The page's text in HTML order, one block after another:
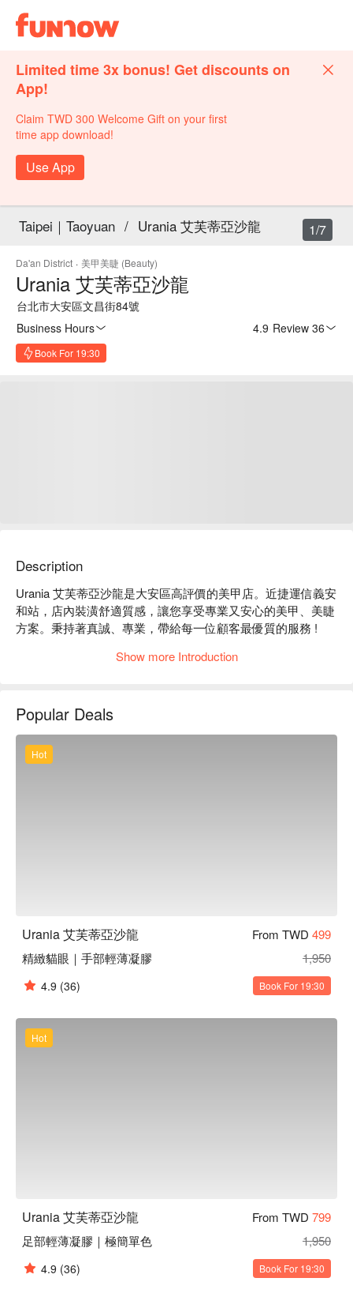
Limited time 3x bonus! Get discounts on
App!
Claim TWD 300 Welcome Gift on your first
time app download!
Use App
Taipei｜Taoyuan / Urania 艾芙蒂亞沙龍
Da'an District · 美甲美睫 (Beauty)
Urania 艾芙蒂亞沙龍
台北市大安區文昌街84號
Business Hours
4.9 Review 36
Book For 19:30
1/7
Description
Urania 艾芙蒂亞沙龍是大安區高評價的美甲店。近捷運信義安
和站，店內裝潢舒適質感，讓您享受專業又安心的美甲、美睫
方案。秉持著真誠、專業，帶給每一位顧客最優質的服務 !
Urania 艾芙蒂亞沙龍服務：我們提供美甲、手足保養服務等服
視尊重與溝通，從評估到建議，為您安排最合適的設計。
Urania 艾芙蒂亞沙龍預約、Urania 艾芙蒂亞沙龍價格、Urania
艾芙蒂亞沙龍優惠立刻查看 ⬇︎
Show more Introduction
Popular Deals
Hot
Urania 艾芙蒂亞沙龍 From TWD 499
精緻貓眼｜手部輕薄凝膠
1,950
4.9 (36) Book For 19:30
Hot
Urania 艾芙蒂亞沙龍 From TWD 799
足部輕薄凝膠｜極簡單色
1,950
4.9 (36) Book For 19:30